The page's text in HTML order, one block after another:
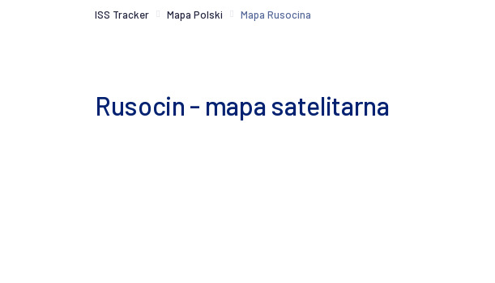
ISS Tracker Mapa Polski Mapa Rusocina
Rusocin - mapa satelitarna